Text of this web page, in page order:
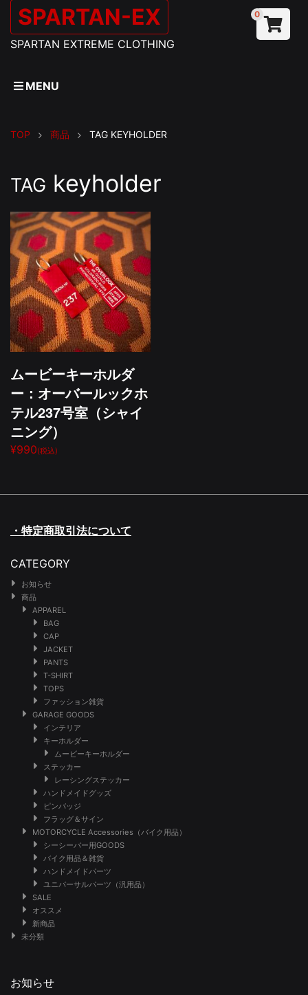
SPARTAN-EX
SPARTAN EXTREME CLOTHING
0
MENU
TOP 商品 TAG KEYHOLDER
TAG keyholder
ムービーキーホルダ
ー：オーバールックホ
テル237号室（シャイ
ニング）
¥990(税込)
・特定商取引法について
CATEGORY
お知らせ
商品
APPAREL
BAG
CAP
JACKET
PANTS
T-SHIRT
TOPS
ファッション雑貨
GARAGE GOODS
インテリア
キーホルダー
ムービーキーホルダー
ステッカー
レーシングステッカー
ハンドメイドグッズ
ピンバッジ
フラッグ＆サイン
MOTORCYCLE Accessories（バイク用品）
シーシーバー用GOODS
バイク用品＆雑貨
ハンドメイドパーツ
ユニバーサルパーツ（汎用品）
SALE
オススメ
新商品
未分類
お知らせ